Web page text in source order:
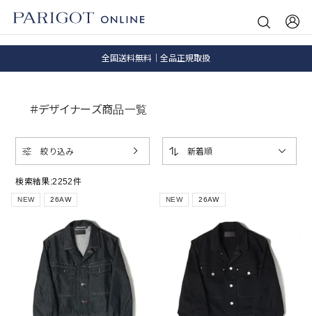
SALE ITEM 2BUY 10%OFF
全国送料無料｜全品正規取扱
＃デザイナーズ商品一覧
検索結果:2252件
絞り込み 新着順
NEW 26AW NEW 26AW